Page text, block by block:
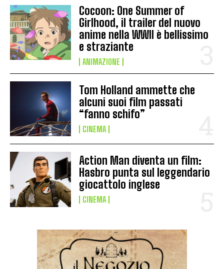
Cocoon: One Summer of
Girlhood, il trailer del nuovo
anime nella WWII è bellissimo
e straziante
ANIMAZIONE
Tom Holland ammette che
alcuni suoi film passati
“fanno schifo”
CINEMA
Action Man diventa un film:
Hasbro punta sul leggendario
giocattolo inglese
CINEMA